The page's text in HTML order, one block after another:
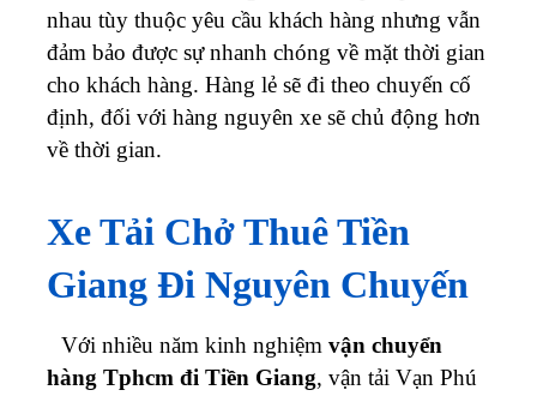
nhau tùy thuộc yêu cầu khách hàng nhưng vẫn
đảm bảo được sự nhanh chóng về mặt thời gian
cho khách hàng. Hàng lẻ sẽ đi theo chuyến cố
định, đối với hàng nguyên xe sẽ chủ động hơn
về thời gian.
Xe Tải Chở Thuê Tiền
Giang Đi Nguyên Chuyến
Với nhiều năm kinh nghiệm vận chuyển
hàng Tphcm đi Tiền Giang, vận tải Vạn Phú